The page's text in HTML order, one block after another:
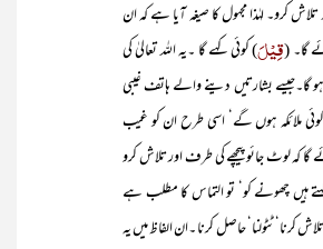
تلاش کرو۔ لہٰذا مجہول کا صیغہ آیا ہے کہ ان
گا۔ (قِیْلَ) کوئی کہے گا ۔یہ اللہ تعالیٰ کی
بشارتیں دینے والے ہاتف غیبی
ملائکہ ہوں گے‘ اسی طرح ان کو غیب
کہ لوٹ جائو پیچھے کی طرف اور تلاش کرو
ہیں چھونے کو‘ تو التماس کا مطلب ہے
کرنا‘ٹٹولنا‘ حاصل کرنا ۔ان الفاظ میں یہ